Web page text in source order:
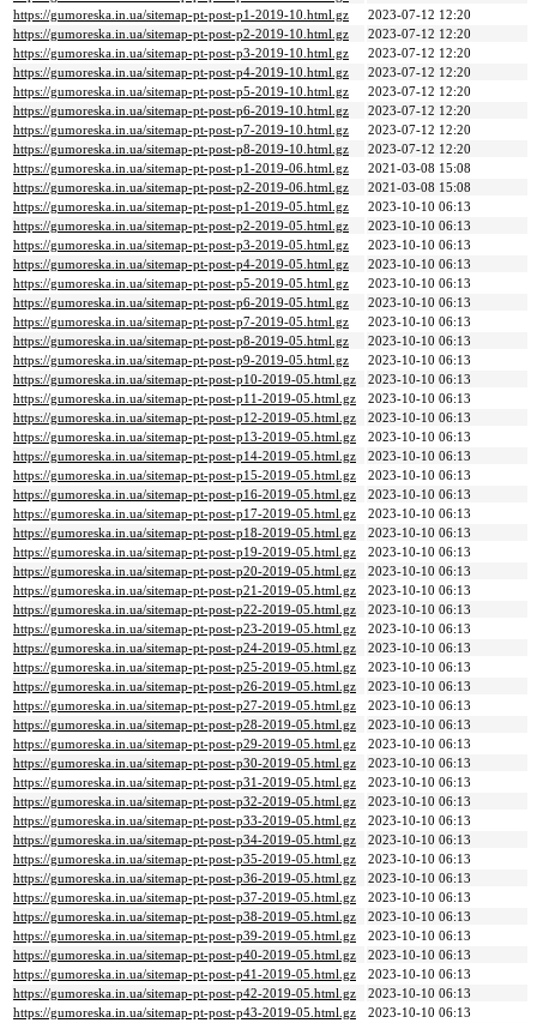
https://gumoreska.in.ua/sitemap-pt-post-p1-2019-10.html.gz
2023-07-12 12:20
https://gumoreska.in.ua/sitemap-pt-post-p2-2019-10.html.gz
2023-07-12 12:20
https://gumoreska.in.ua/sitemap-pt-post-p3-2019-10.html.gz
2023-07-12 12:20
https://gumoreska.in.ua/sitemap-pt-post-p4-2019-10.html.gz
2023-07-12 12:20
https://gumoreska.in.ua/sitemap-pt-post-p5-2019-10.html.gz
2023-07-12 12:20
https://gumoreska.in.ua/sitemap-pt-post-p6-2019-10.html.gz
2023-07-12 12:20
https://gumoreska.in.ua/sitemap-pt-post-p7-2019-10.html.gz
2023-07-12 12:20
https://gumoreska.in.ua/sitemap-pt-post-p8-2019-10.html.gz
2023-07-12 12:20
https://gumoreska.in.ua/sitemap-pt-post-p1-2019-06.html.gz
2021-03-08 15:08
https://gumoreska.in.ua/sitemap-pt-post-p2-2019-06.html.gz
2021-03-08 15:08
https://gumoreska.in.ua/sitemap-pt-post-p1-2019-05.html.gz
2023-10-10 06:13
https://gumoreska.in.ua/sitemap-pt-post-p2-2019-05.html.gz
2023-10-10 06:13
https://gumoreska.in.ua/sitemap-pt-post-p3-2019-05.html.gz
2023-10-10 06:13
https://gumoreska.in.ua/sitemap-pt-post-p4-2019-05.html.gz
2023-10-10 06:13
https://gumoreska.in.ua/sitemap-pt-post-p5-2019-05.html.gz
2023-10-10 06:13
https://gumoreska.in.ua/sitemap-pt-post-p6-2019-05.html.gz
2023-10-10 06:13
https://gumoreska.in.ua/sitemap-pt-post-p7-2019-05.html.gz
2023-10-10 06:13
https://gumoreska.in.ua/sitemap-pt-post-p8-2019-05.html.gz
2023-10-10 06:13
https://gumoreska.in.ua/sitemap-pt-post-p9-2019-05.html.gz
2023-10-10 06:13
https://gumoreska.in.ua/sitemap-pt-post-p10-2019-05.html.gz
2023-10-10 06:13
https://gumoreska.in.ua/sitemap-pt-post-p11-2019-05.html.gz
2023-10-10 06:13
https://gumoreska.in.ua/sitemap-pt-post-p12-2019-05.html.gz
2023-10-10 06:13
https://gumoreska.in.ua/sitemap-pt-post-p13-2019-05.html.gz
2023-10-10 06:13
https://gumoreska.in.ua/sitemap-pt-post-p14-2019-05.html.gz
2023-10-10 06:13
https://gumoreska.in.ua/sitemap-pt-post-p15-2019-05.html.gz
2023-10-10 06:13
https://gumoreska.in.ua/sitemap-pt-post-p16-2019-05.html.gz
2023-10-10 06:13
https://gumoreska.in.ua/sitemap-pt-post-p17-2019-05.html.gz
2023-10-10 06:13
https://gumoreska.in.ua/sitemap-pt-post-p18-2019-05.html.gz
2023-10-10 06:13
https://gumoreska.in.ua/sitemap-pt-post-p19-2019-05.html.gz
2023-10-10 06:13
https://gumoreska.in.ua/sitemap-pt-post-p20-2019-05.html.gz
2023-10-10 06:13
https://gumoreska.in.ua/sitemap-pt-post-p21-2019-05.html.gz
2023-10-10 06:13
https://gumoreska.in.ua/sitemap-pt-post-p22-2019-05.html.gz
2023-10-10 06:13
https://gumoreska.in.ua/sitemap-pt-post-p23-2019-05.html.gz
2023-10-10 06:13
https://gumoreska.in.ua/sitemap-pt-post-p24-2019-05.html.gz
2023-10-10 06:13
https://gumoreska.in.ua/sitemap-pt-post-p25-2019-05.html.gz
2023-10-10 06:13
https://gumoreska.in.ua/sitemap-pt-post-p26-2019-05.html.gz
2023-10-10 06:13
https://gumoreska.in.ua/sitemap-pt-post-p27-2019-05.html.gz
2023-10-10 06:13
https://gumoreska.in.ua/sitemap-pt-post-p28-2019-05.html.gz
2023-10-10 06:13
https://gumoreska.in.ua/sitemap-pt-post-p29-2019-05.html.gz
2023-10-10 06:13
https://gumoreska.in.ua/sitemap-pt-post-p30-2019-05.html.gz
2023-10-10 06:13
https://gumoreska.in.ua/sitemap-pt-post-p31-2019-05.html.gz
2023-10-10 06:13
https://gumoreska.in.ua/sitemap-pt-post-p32-2019-05.html.gz
2023-10-10 06:13
https://gumoreska.in.ua/sitemap-pt-post-p33-2019-05.html.gz
2023-10-10 06:13
https://gumoreska.in.ua/sitemap-pt-post-p34-2019-05.html.gz
2023-10-10 06:13
https://gumoreska.in.ua/sitemap-pt-post-p35-2019-05.html.gz
2023-10-10 06:13
https://gumoreska.in.ua/sitemap-pt-post-p36-2019-05.html.gz
2023-10-10 06:13
https://gumoreska.in.ua/sitemap-pt-post-p37-2019-05.html.gz
2023-10-10 06:13
https://gumoreska.in.ua/sitemap-pt-post-p38-2019-05.html.gz
2023-10-10 06:13
https://gumoreska.in.ua/sitemap-pt-post-p39-2019-05.html.gz
2023-10-10 06:13
https://gumoreska.in.ua/sitemap-pt-post-p40-2019-05.html.gz
2023-10-10 06:13
https://gumoreska.in.ua/sitemap-pt-post-p41-2019-05.html.gz
2023-10-10 06:13
https://gumoreska.in.ua/sitemap-pt-post-p42-2019-05.html.gz
2023-10-10 06:13
https://gumoreska.in.ua/sitemap-pt-post-p43-2019-05.html.gz
2023-10-10 06:13